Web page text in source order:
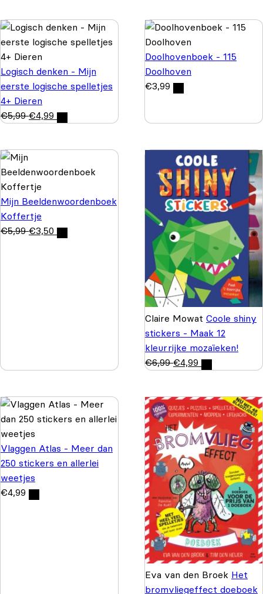
Logisch denken - Mijn
eerste logische spelletjes
4+ Dieren
€5,99 €4,99
Doolhovenboek - 115
Doolhoven
€3,99
Mijn Beeldenwoordenboek
Koffertje
€5,99 €3,50
Claire Mowat Coole shiny
stickers - Maak 12
kleurrijke mozaïeken!
€6,99 €4,99
Vlaggen Atlas - Meer dan
250 stickers en allerlei
weetjes
€4,99
Eva van den Broek Het
bromvliegeffect doeboek